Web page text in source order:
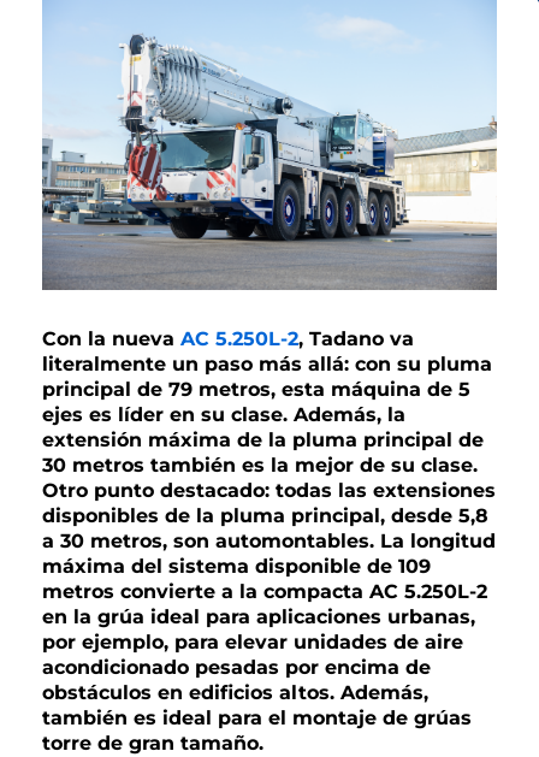
Con la nueva AC 5.250L-2, Tadano va
literalmente un paso más allá: con su pluma
principal de 79 metros, esta máquina de 5
ejes es líder en su clase. Además, la
extensión máxima de la pluma principal de
30 metros también es la mejor de su clase.
Otro punto destacado: todas las extensiones
disponibles de la pluma principal, desde 5,8
a 30 metros, son automontables. La longitud
máxima del sistema disponible de 109
metros convierte a la compacta AC 5.250L-2
en la grúa ideal para aplicaciones urbanas,
por ejemplo, para elevar unidades de aire
acondicionado pesadas por encima de
obstáculos en edificios altos. Además,
también es ideal para el montaje de grúas
torre de gran tamaño.